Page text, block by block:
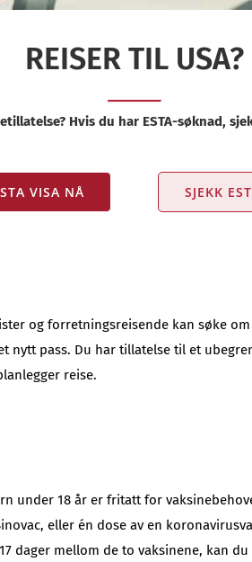
REISER TIL USA?
Hvis du har ESTA-søknad,
VISA NÅ SJEKK
og forretningsreisende kan søke
pass. Du har tillatelse til et
reise.
under 18 år er fritatt for
eller én dose av en
dager mellom de to vaksinene, kan